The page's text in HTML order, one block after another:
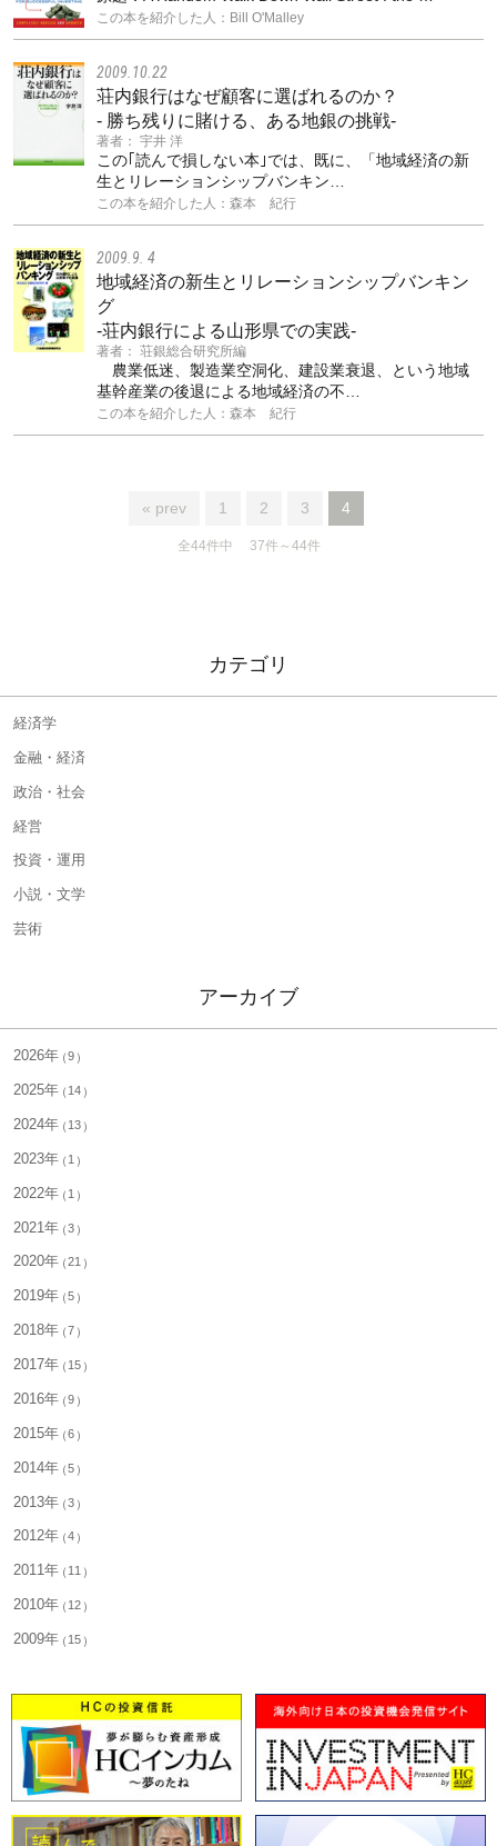
この本を紹介した人：Bill O'Malley
2009.10.22
荘内銀行はなぜ顧客に選ばれるのか？
- 勝ち残りに賭ける、ある地銀の挑戦-
著者： 宇井 洋
この｢読んで損しない本｣では、既に、「地域経済の新
生とリレーションシップバンキン…
この本を紹介した人：森本 紀行
2009.9. 4
地域経済の新生とリレーションシップバンキン
グ
-荘内銀行による山形県での実践-
著者： 荘銀総合研究所編
農業低迷、製造業空洞化、建設業衰退、という地域
基幹産業の後退による地域経済の不…
この本を紹介した人：森本 紀行
« prev 1 2 3 4
全44件中 37件～44件
カテゴリ
経済学
金融・経済
政治・社会
経営
投資・運用
小説・文学
芸術
アーカイブ
2026年 9
2025年 14
2024年 13
2023年 1
2022年 1
2021年 3
2020年 21
2019年 5
2018年 7
2017年 15
2016年 9
2015年 6
2014年 5
2013年 3
2012年 4
2011年 11
2010年 12
2009年 15